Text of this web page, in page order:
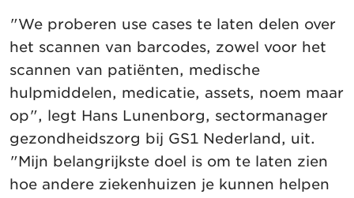
"We proberen use cases te laten delen over
het scannen van barcodes, zowel voor het
scannen van patiënten, medische
hulpmiddelen, medicatie, assets, noem maar
op", legt Hans Lunenborg, sectormanager
gezondheidszorg bij GS1 Nederland, uit.
"Mijn belangrijkste doel is om te laten zien
hoe andere ziekenhuizen je kunnen helpen